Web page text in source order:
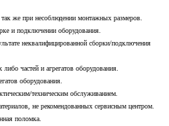
же при несоблюдении монтажных размеров.
и подключении оборудования.
неквалифицированной сборки/подключения
частей и агрегатов оборудования.
оборудования.
техническим обслуживанием.
не рекомендованных сервисным центром.
поломка.